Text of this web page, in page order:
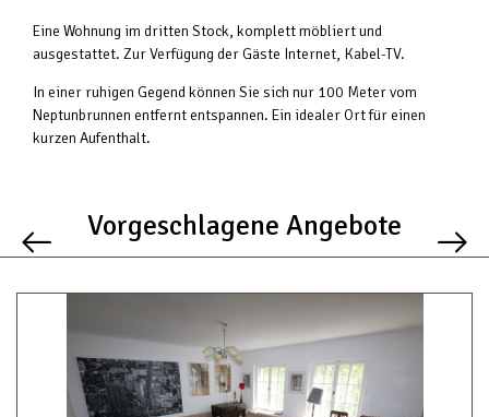
Eine Wohnung im dritten Stock, komplett möbliert und
ausgestattet. Zur Verfügung der Gäste Internet, Kabel-TV.
In einer ruhigen Gegend können Sie sich nur 100 Meter vom
Neptunbrunnen entfernt entspannen. Ein idealer Ort für einen
kurzen Aufenthalt.
Vorgeschlagene Angebote